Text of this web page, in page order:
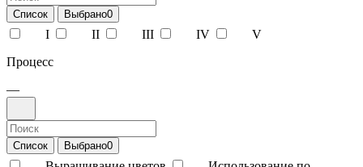
Список Выбрано0
I II III IV
V
Процесс
—
Список Выбрано0